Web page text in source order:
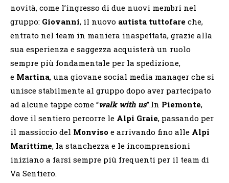
novità, come l’ingresso di due nuovi membri nel
gruppo: Giovanni, il nuovo autista tuttofare che,
entrato nel team in maniera inaspettata, grazie alla
sua esperienza e saggezza acquisterà un ruolo
sempre più fondamentale per la spedizione,
e Martina, una giovane social media manager che si
unisce stabilmente al gruppo dopo aver partecipato
ad alcune tappe come “walk with us”.In Piemonte,
dove il sentiero percorre le Alpi Graie, passando per
il massiccio del Monviso e arrivando fino alle Alpi
Marittime, la stanchezza e le incomprensioni
iniziano a farsi sempre più frequenti per il team di
Va Sentiero.